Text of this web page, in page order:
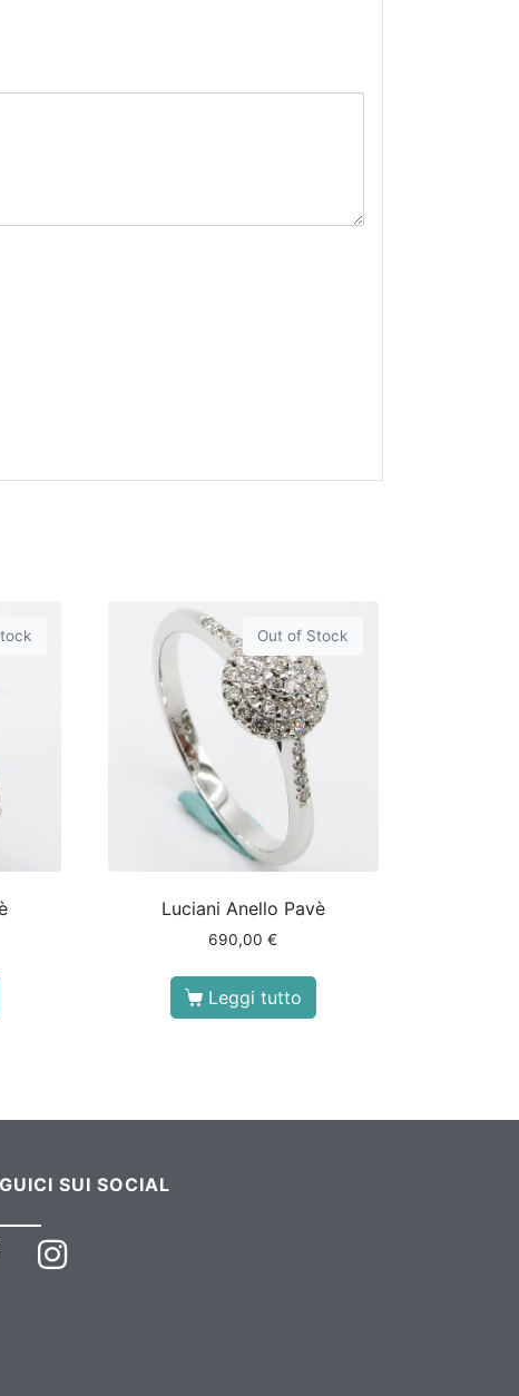
Out of Stock
Luciani Anello Pavè
690,00€
Leggi tutto
SUI SOCIAL